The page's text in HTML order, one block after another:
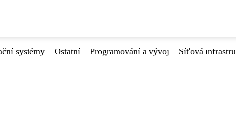
systémy Ostatní Programování a vývoj Síťová